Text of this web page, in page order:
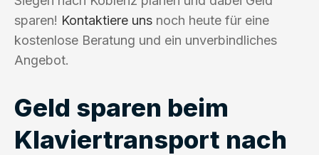
sparen! Kontaktiere uns noch heute für eine
kostenlose Beratung und ein unverbindliches
Angebot.
Geld sparen beim
Klaviertransport nach